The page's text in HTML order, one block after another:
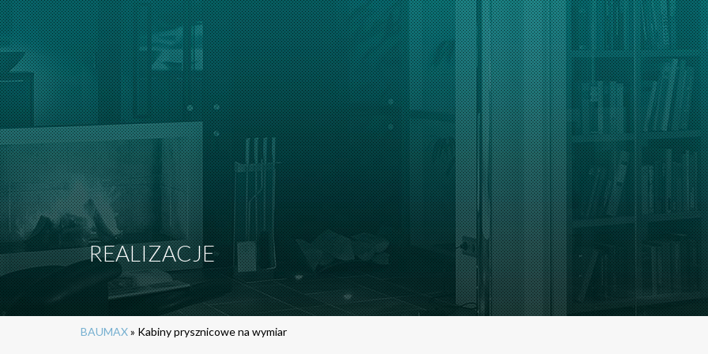
REALIZACJE
BAUMAX» Kabiny prysznicowe na wymiar